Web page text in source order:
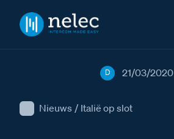
Nieuws / Italië op slot
D 21/03/2020